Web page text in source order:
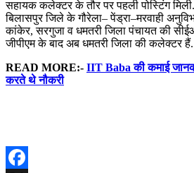
सहायक कलेक्टर के तौर पर पहली पोस्टिंग
बिलासपुर जिले के गौरेला– पेंड्रा–मरवाही
कांकेर, सरगुजा व धमतरी जिला पंचायत की
जीपीएम के बाद अब धमतरी जिला की कलेक्टर हैं.
READ MORE:- IIT Baba की कमाई
करते थे नौकरी